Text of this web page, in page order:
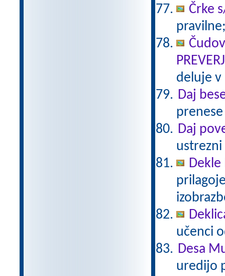
Črke
deluje v
Daj
Daj
ustrezni
Dekle
učenci
Desa
uredijo